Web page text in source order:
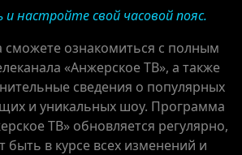
настройте свой часовой пояс.
сможете ознакомиться с полным
«Анжерское ТВ», а также
сведения о популярных
и уникальных шоу. Программа
ТВ» обновляется регулярно,
быть в курсе всех изменений и